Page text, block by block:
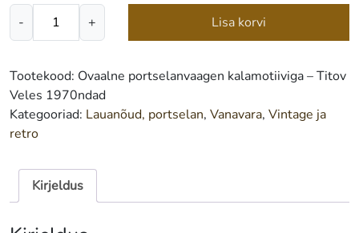
-
Ovaalne
portselanvaagen
-
Titov
Veles
1970ndad
+ Lisa korvi
Tootekood: Ovaalne portselanvaagen kalamotiiviga – Titov
Veles 1970ndad
Kategooriad: Lauanõud, portselan, Vanavara, Vintage ja
retro
Kirjeldus